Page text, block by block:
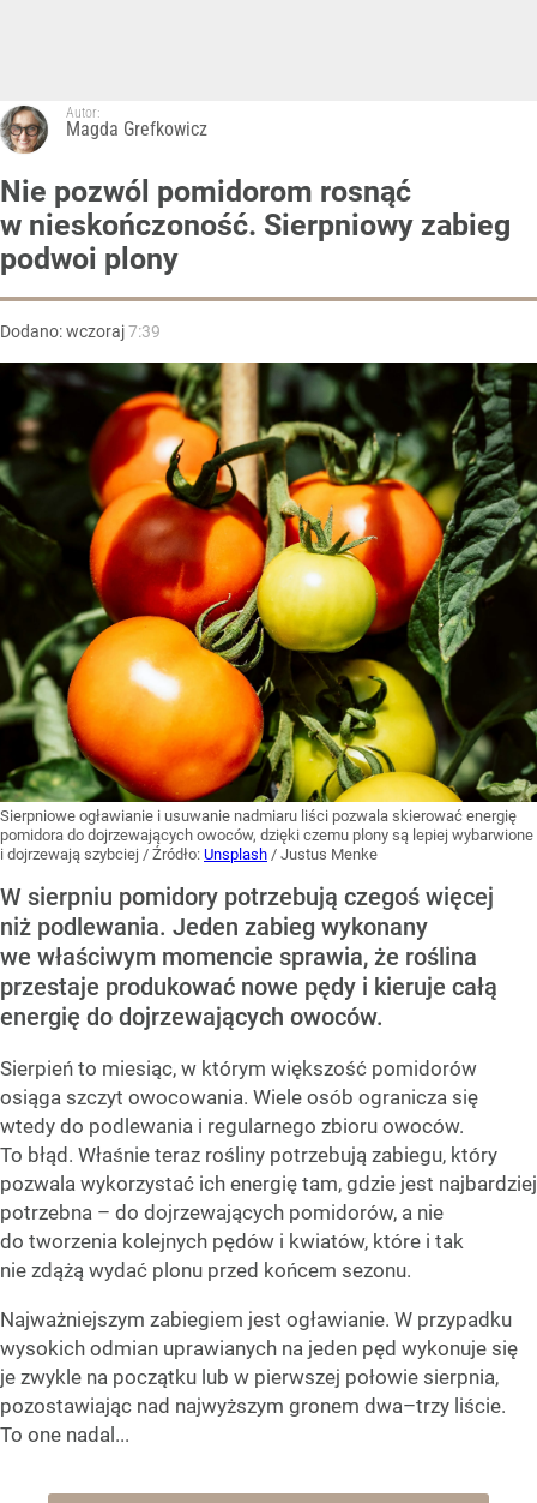
Autor:
Magda Grefkowicz
Nie pozwól pomidorom rosnąć
w nieskończoność. Sierpniowy zabieg
podwoi plony
Dodano:wczoraj7:39
Sierpniowe ogławianie i usuwanie nadmiaru liści pozwala skierować energię
pomidora do dojrzewających owoców, dzięki czemu plony są lepiej wybarwione
i dojrzewają szybciej / Źródło: Unsplash / Justus Menke
W sierpniu pomidory potrzebują czegoś więcej
niż podlewania. Jeden zabieg wykonany
we właściwym momencie sprawia, że roślina
przestaje produkować nowe pędy i kieruje całą
energię do dojrzewających owoców.
Sierpień to miesiąc, w którym większość pomidorów
osiąga szczyt owocowania. Wiele osób ogranicza się
wtedy do podlewania i regularnego zbioru owoców.
To błąd. Właśnie teraz rośliny potrzebują zabiegu, który
pozwala wykorzystać ich energię tam, gdzie jest najbardziej
potrzebna – do dojrzewających pomidorów, a nie
do tworzenia kolejnych pędów i kwiatów, które i tak
nie zdążą wydać plonu przed końcem sezonu.
Najważniejszym zabiegiem jest ogławianie. W przypadku
wysokich odmian uprawianych na jeden pęd wykonuje się
je zwykle na początku lub w pierwszej połowie sierpnia,
pozostawiając nad najwyższym gronem dwa–trzy liście.
To one nadal...